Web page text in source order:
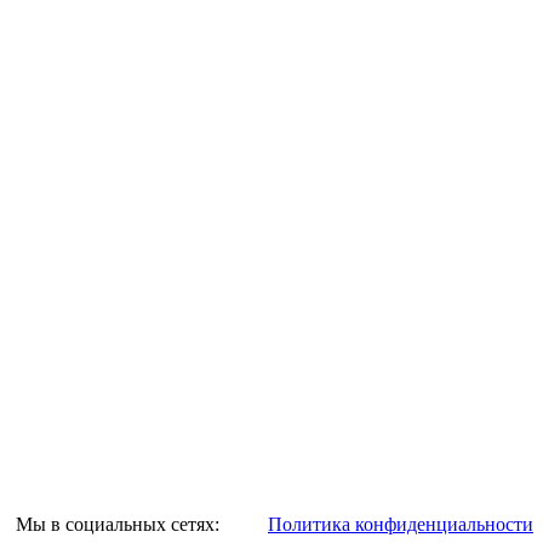
Мы в социальных сетях:
Политика конфиденциальности